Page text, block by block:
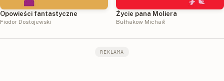
Opowieści fantastyczne
Fiodor Dostojewski
Życie pana Moliera
Bułhakow Michaił
REKLAMA